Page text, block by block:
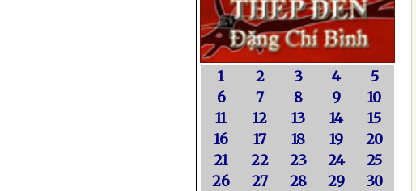
1 2 3 4
5
6
7 8 9
10
11
12 13 14
15
16
17 18 19
20
21
22 23 24
25
26
27 28 29
30